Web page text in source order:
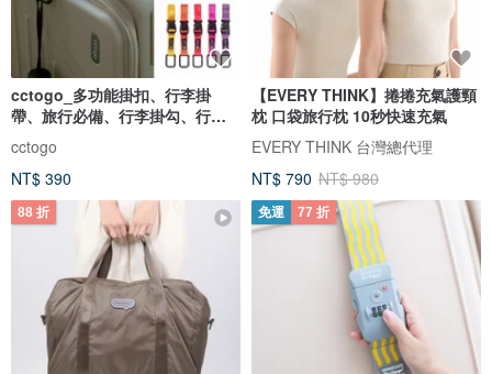
cctogo_多功能掛扣、行李掛
帶、旅行必備、行李掛勾、行李
固定
cctogo
NT$ 390
【EVERY THINK】捲捲充氣護頸
枕 口袋旅行枕 10秒快速充氣
EVERY THINK 台灣總代理
NT$ 790 NT$ 980
88 折 免運 77 折